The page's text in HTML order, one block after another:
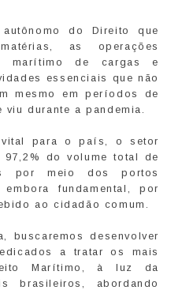
do Direito que
as operações
marítimo de cargas e
essenciais que não
mesmo em períodos de
durante a pandemia.
vital para o país, o setor
do volume total de
por meio dos portos
fundamental, por
ao cidadão comum.
buscaremos desenvolver
a tratar os mais
Marítimo, à luz da
brasileiros, abordando